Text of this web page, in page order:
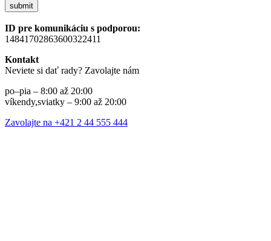
submit
ID pre komunikáciu s podporou:
14841702863600322411
Kontakt
Neviete si dať rady? Zavolajte nám
po–pia – 8:00 až 20:00
víkendy,sviatky – 9:00 až 20:00
Zavolajte na +421 2 44 555 444